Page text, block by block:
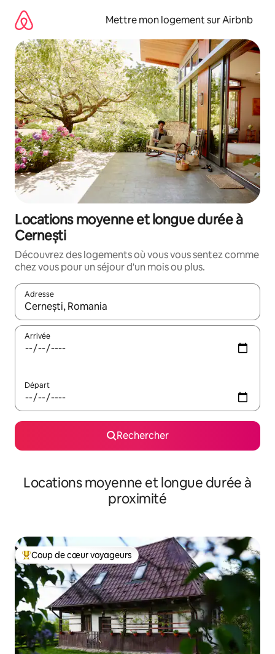
directement
contenu
Mettre mon logement sur Airbnb
Locations moyenne et longue durée à
Cernești
Découvrez des logements où vous vous sentez comme
chez vous pour un séjour d'un mois ou plus.
Adresse
Lorsque les résultats s'affichent, utilisez les flèches vers le
Arrivée
Départ
Rechercher
Locations moyenne et longue durée à
proximité
Coups de cœur voyageurs les plus appréciés
Coup de cœur voyageurs